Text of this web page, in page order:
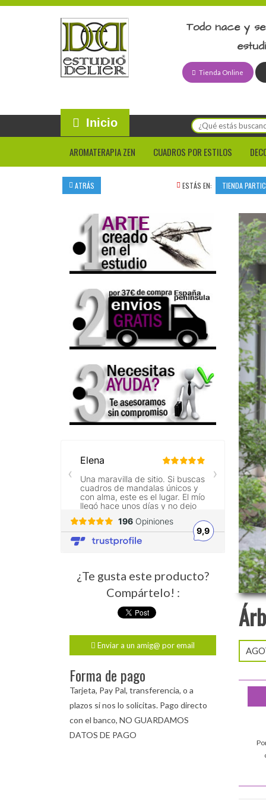
Todo nace y
Tienda Online
Inicio
AROMATERAPIA ZEN CUADROS POR ESTILOS
ATRÁS ESTÁS EN: TIENDA
¿Te gusta este producto?
Compártelo! :
Enviar a un amig@ por email
Forma de pago
Tarjeta, Pay Pal, transferencia, o a
plazos si nos lo solicitas. Pago directo
con el banco, NO GUARDAMOS
DATOS DE PAGO